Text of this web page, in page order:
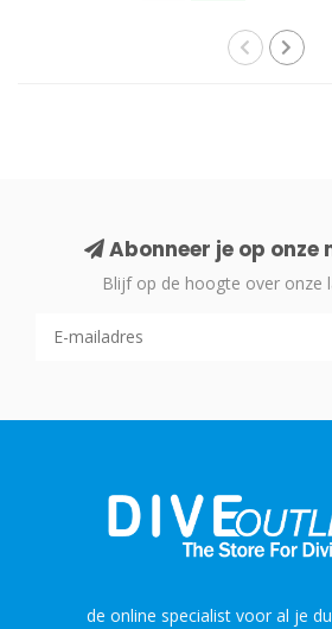
Abonneer je op onze
Blijf op de hoogte over onze
de online specialist voor al je